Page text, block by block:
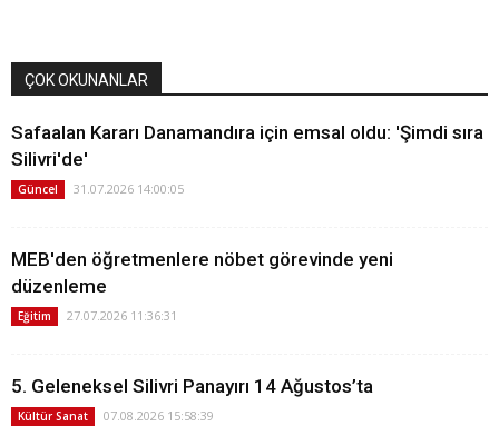
ÇOK OKUNANLAR
Safaalan Kararı Danamandıra için emsal oldu: 'Şimdi sıra
Silivri'de'
Güncel 31.07.2026 14:00:05
MEB'den öğretmenlere nöbet görevinde yeni
düzenleme
Eğitim 27.07.2026 11:36:31
5. Geleneksel Silivri Panayırı 14 Ağustos’ta
Kültür Sanat 07.08.2026 15:58:39